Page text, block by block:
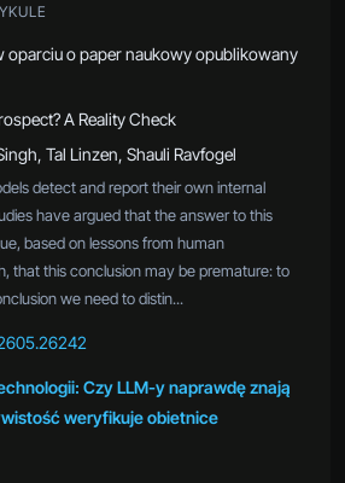
oparciu o paper naukowy opublikowany
A Reality Check
Tal Linzen, Shauli Ravfogel
detect and report their own internal
have argued that the answer to this
based on lessons from human
that this conclusion may be premature: to
we need to distin...
Czy LLM-y naprawdę znają
weryfikuje obietnice